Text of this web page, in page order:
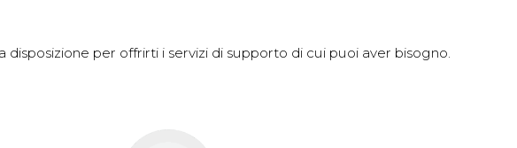
per offrirti i servizi di supporto di cui puoi aver bisogno.